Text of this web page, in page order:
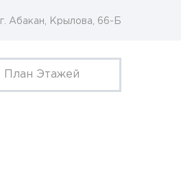
г. Абакан, Крылова, 66-Б
План Этажей